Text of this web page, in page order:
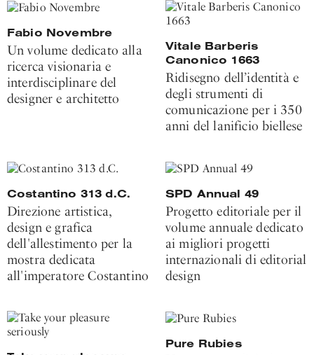
Fabio Novembre
Un volume dedicato alla
ricerca visionaria e
interdisciplinare del
designer e architetto
Vitale Barberis
Canonico 1663
Ridisegno dell’identità e
degli strumenti di
comunicazione per i 350
anni del lanificio biellese
Costantino 313 d.C.
Direzione artistica,
design e grafica
dell'allestimento per la
mostra dedicata
all'imperatore Costantino
SPD Annual 49
Progetto editoriale per il
volume annuale dedicato
ai migliori progetti
internazionali di editorial
design
Pure Rubies